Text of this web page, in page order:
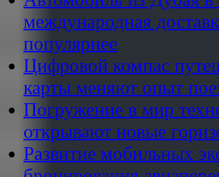
международная
популярнее
Цифровой компас
карты меняют опыт
Погружение в мир
открывают новые
Развитие мобильных